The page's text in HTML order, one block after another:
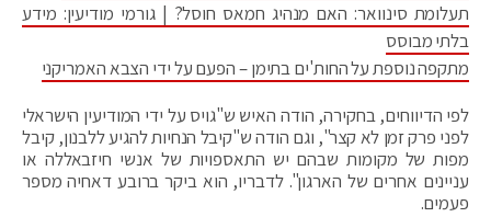
תעלומת סינוואר: האם מנהיג חמאס חוסל? | גורמי מודיעין: מידע
בלתי מבוסס
מתקפה נוספת על החות'ים בתימן – הפעם על ידי הצבא האמריקני
לפי הדיווחים, בחקירה, הודה האיש ש"גויס על ידי המודיעין הישראלי
לפני פרק זמן לא קצר", וגם הודה ש"קיבל הנחיות להגיע ללבנון, קיבל
מפות של מקומות שבהם יש התאספויות של אנשי חיזבאללה או
עניינים אחרים של הארגון". לדבריו, הוא ביקר ברובע דאחיה מספר
פעמים.